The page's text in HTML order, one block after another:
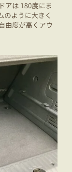
アは 180度にま
のように大きく
由度が高くアウ